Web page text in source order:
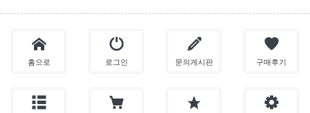
홈으로 로그인 문의게시판 구매후기